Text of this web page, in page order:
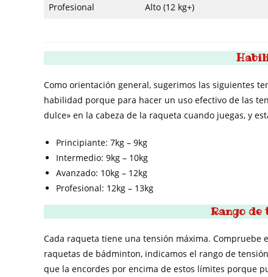
Profesional Alto (12 kg+)
Como orientación general, sugerimos las siguientes
habilidad porque para hacer un uso efectivo de las
dulce» en la cabeza de la raqueta cuando juegas, y
Principiante: 7kg – 9kg
Intermedio: 9kg – 10kg
Avanzado: 10kg – 12kg
Profesional: 12kg – 13kg
Rango
Cada raqueta tiene una tensión máxima.
raquetas de bádminton, indicamos el rango de
que la encordes por encima de estos límites porque